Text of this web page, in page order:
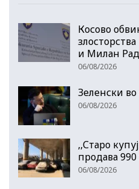
Косово
и Милан
06/08/2026
Зеленски во
06/08/2026
,,Старо
продава
06/08/2026